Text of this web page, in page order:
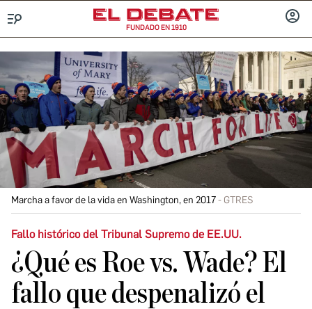
FUNDADO EN 1910
Marcha a favor de la vida en Washington, en 2017 GTRES
Fallo histórico del Tribunal Supremo de EE.UU.
¿Qué es Roe vs. Wade? El
fallo que despenalizó el